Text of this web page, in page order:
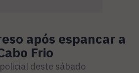
após espancar a
Frio
deste sábado